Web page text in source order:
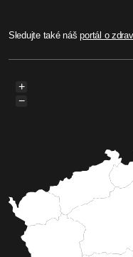
Sledujte také nášportál o
+
−